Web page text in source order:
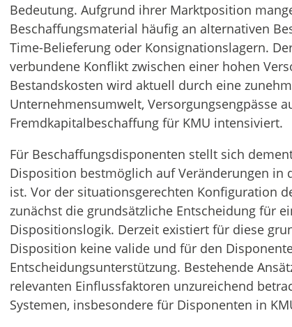
Bedeutung. Aufgrund ihrer Marktposition
Beschaffungsmaterial häufig an alternativen
Time-Belieferung oder Konsignationslagern.
verbundene Konflikt zwischen einer hohen
Bestandskosten wird aktuell durch eine
Unternehmensumwelt, Versorgungsengpässe
Fremdkapitalbeschaffung für KMU intensiviert.
Für Beschaffungsdisponenten stellt sich
Disposition bestmöglich auf Veränderungen in
ist. Vor der situationsgerechten Konfiguration
zunächst die grundsätzliche Entscheidung für
Dispositionslogik. Derzeit existiert für diese
Disposition keine valide und für den
Entscheidungsunterstützung. Bestehende
relevanten Einflussfaktoren unzureichend
Systemen, insbesondere für Disponenten in